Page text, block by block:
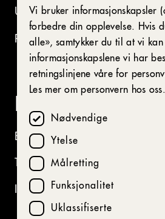
Utleie av våre lokaler
Presse
I kulissene
Behandling av
Tilgjengelighetserklæring
Innstillinger for
Vi bruker informasjonskapsler
forbedre din opplevelse. Hvis
alle», samtykker du til at vi
informasjonskapslene vi har
retningslinjene våre for
Les mer om personvern hos oss.
Nødvendige
Ytelse
Målretting
Funksjonalitet
Uklassifiserte